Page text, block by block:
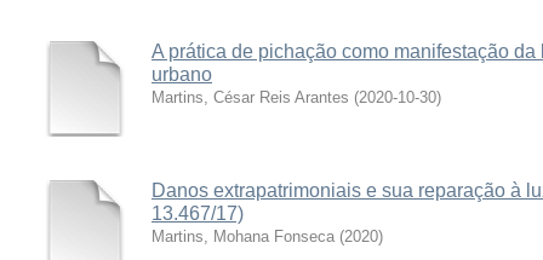
A prática de pichação como manifestação
urbano
Martins, César Reis Arantes (2020-10-30)
Danos extrapatrimoniais e sua reparação à
13.467/17)
Martins, Mohana Fonseca (2020)